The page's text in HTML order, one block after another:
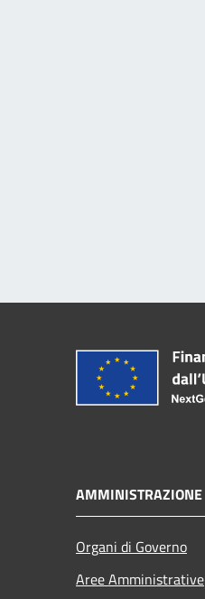
AMMINISTRAZIONE
Organi di Governo
Aree Amministrative